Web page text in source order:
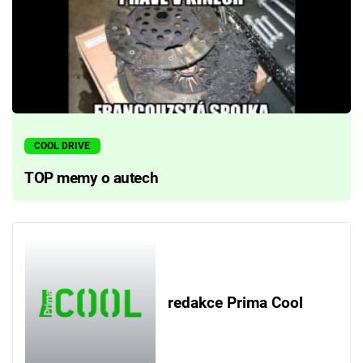
COOL DRIVE
TOP memy o autech
redakce Prima Cool